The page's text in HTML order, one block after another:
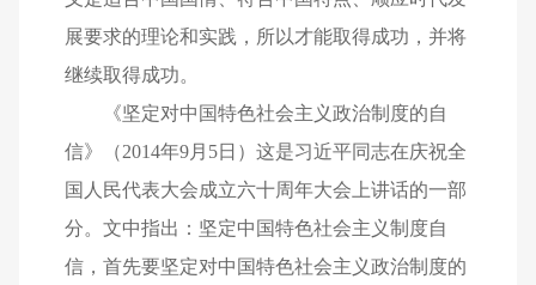
展要求的理论和实践，所以才能取得成功，并将
继续取得成功。
《坚定对中国特色社会主义政治制度的自
信》（2014年9月5日）这是习近平同志在庆祝全
国人民代表大会成立六十周年大会上讲话的一部
分。文中指出：坚定中国特色社会主义制度自
信，首先要坚定对中国特色社会主义政治制度的